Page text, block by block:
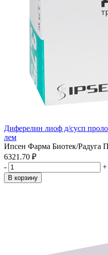
Диферелин лиоф д/сусп
лем
Ипсен Фарма Биотек/Радуга
6321.70 ₽
-
+
В корзину